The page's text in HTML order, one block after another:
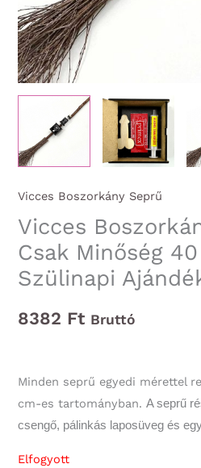
Vicces Boszorkány Seprű
Vicces
Csak Minőség
Szülinapi
8382 Ft Bruttó
Minden seprű egyedi mérettel
cm-es tartományban.A seprű
csengő, pálinkás laposüveg és
Elfogyott